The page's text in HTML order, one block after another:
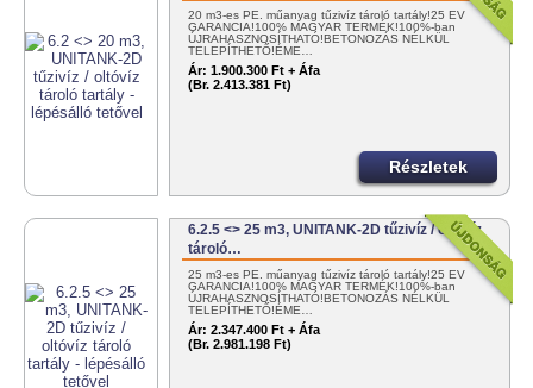
20 m3-es PE. műanyag tűzivíz tároló tartály!25 ÉV
GARANCIA!100% MAGYAR TERMÉK!100%-ban
ÚJRAHASZNOSÍTHATÓ!BETONOZÁS NÉLKÜL
TELEPÍTHETŐ!ÉME…
Ár: 1.900.300 Ft + Áfa
(Br. 2.413.381 Ft)
Részletek
6.2.5 <> 25 m3, UNITANK-2D tűzivíz / oltóvíz
tároló…
25 m3-es PE. műanyag tűzivíz tároló tartály!25 ÉV
GARANCIA!100% MAGYAR TERMÉK!100%-ban
ÚJRAHASZNOSÍTHATÓ!BETONOZÁS NÉLKÜL
TELEPÍTHETŐ!ÉME…
Ár: 2.347.400 Ft + Áfa
(Br. 2.981.198 Ft)